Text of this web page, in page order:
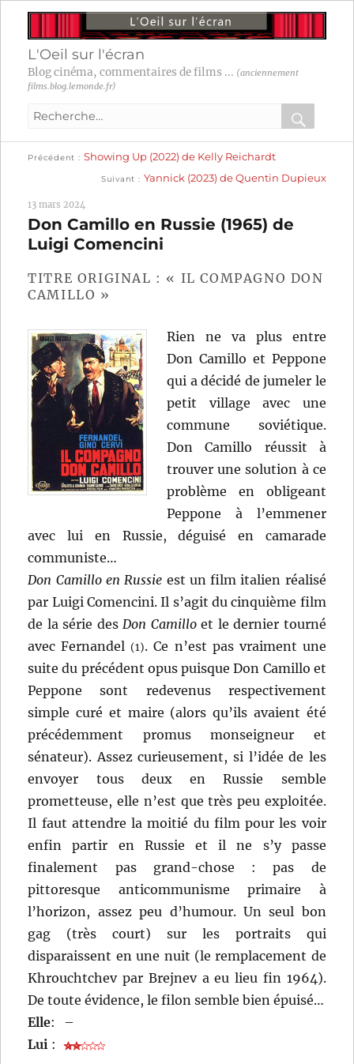
L'Oeil sur l'écran
Blog cinéma, commentaires de films ... (anciennement
films.blog.lemonde.fr)
Recherche
:
OK
Navigation
l’article
Précédent
précédente :
Showing Up (2022) de Kelly Reichardt
Suivant
suivante :
Yannick (2023) de Quentin Dupieux
13 mars 2024
Don Camillo en Russie (1965) de
Luigi Comencini
TITRE ORIGINAL : « IL COMPAGNO DON
CAMILLO »
Rien ne va plus entre
Don Camillo et Peppone
qui a décidé de jumeler le
petit village avec une
commune soviétique.
Don Camillo réussit à
trouver une solution à ce
problème en obligeant
Peppone à l’emmener
avec lui en Russie, déguisé en camarade
communiste…
Don Camillo en Russie est un film italien réalisé
par Luigi Comencini. Il s’agit du cinquième film
de la série desDon Camilloet le dernier tourné
avec Fernandel(1). Ce n’est pas vraiment une
suite du précédent opus puisque Don Camillo et
Peppone sont redevenus respectivement
simple curé et maire (alors qu’ils avaient été
précédemment promus monseigneur et
sénateur). Assez curieusement, si l’idée de les
envoyer tous deux en Russie semble
prometteuse, elle n’est que très peu exploitée.
Il faut attendre la moitié du film pour les voir
enfin partir en Russie et il ne s’y passe
finalement pas grand-chose : pas de
pittoresque anticommunisme primaire à
l’horizon, assez peu d’humour. Un seul bon
gag (très court) sur les portraits qui
disparaissent en une nuit (le remplacement de
Khrouchtchev par Brejnev a eu lieu fin 1964).
De toute évidence, le filon semble bien épuisé…
Elle:
–
Lui :